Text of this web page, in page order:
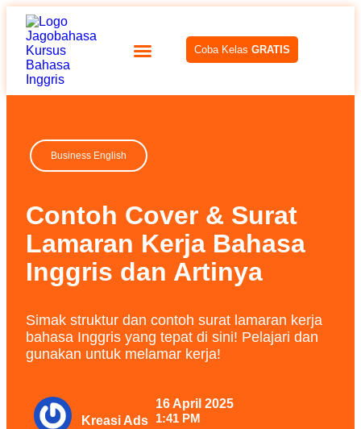
Coba Kelas GRATIS
Business English
Contoh Cover & Surat
Lamaran Kerja Bahasa
Inggris dan Artinya
Simak struktur dan contoh surat lamaran kerja
bahasa Inggris yang tepat di sini! Pelajari dan
gunakan untuk melamar kerja!
Kreasi Ads
16 April 2025
1:41 PM